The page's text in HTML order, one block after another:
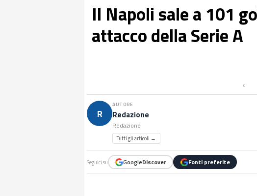
Il Napoli sale a 101
attacco della Serie A
R
AUTORE
Redazione
Redazione
Tutti gli articoli →
Seguici su GoogleDiscover Fonti preferite